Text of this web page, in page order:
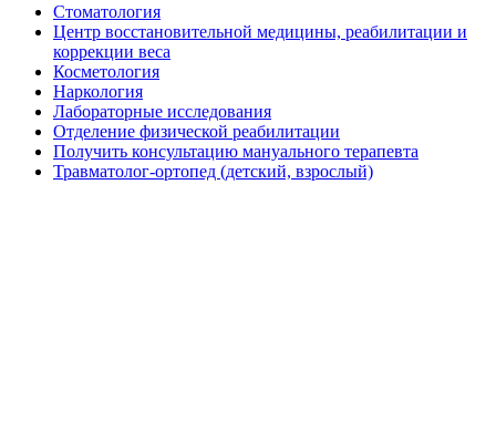
Стоматология
Центр восстановительной медицины, реабилитации и
коррекции веса
Косметология
Наркология
Лабораторные исследования
Отделение физической реабилитации
Получить консультацию мануального терапевта
Травматолог-ортопед (детский, взрослый)